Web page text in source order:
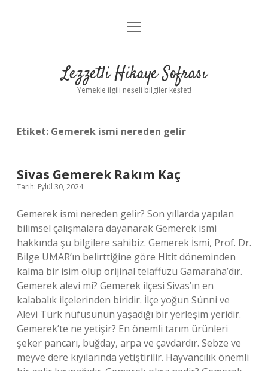
Anasayfa
Yasal Uyarı
menüyü
Lezzetli Hikaye Sofrası
Yemekle ilgili neşeli bilgiler keşfet!
Etiket: Gemerek ismi nereden gelir
Sivas Gemerek Rakım Kaç
Tarih: Eylül 30, 2024
Gemerek ismi nereden gelir? Son yıllarda yapılan
bilimsel çalışmalara dayanarak Gemerek ismi
hakkında şu bilgilere sahibiz. Gemerek İsmi, Prof. Dr.
Bilge UMAR’ın belirttiğine göre Hitit döneminden
kalma bir isim olup orijinal telaffuzu Gamaraha’dır.
Gemerek alevi mi? Gemerek ilçesi Sivas’ın en
kalabalık ilçelerinden biridir. İlçe yoğun Sünni ve
Alevi Türk nüfusunun yaşadığı bir yerleşim yeridir.
Gemerek’te ne yetişir? En önemli tarım ürünleri
şeker pancarı, buğday, arpa ve çavdardır. Sebze ve
meyve dere kıyılarında yetiştirilir. Hayvancılık önemli